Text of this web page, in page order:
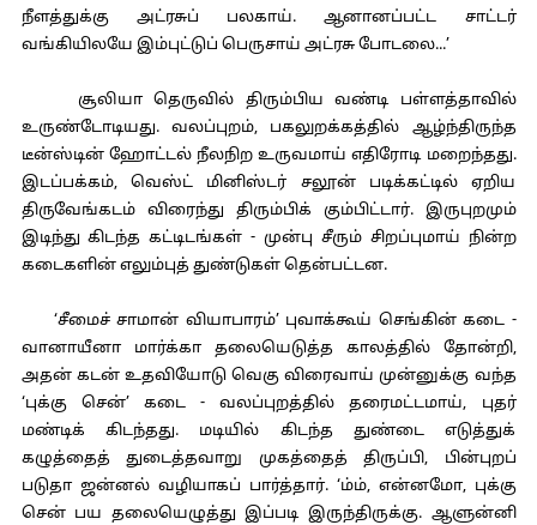
நீளத்துக்கு அட்ரசுப் பலகாய். ஆனானப்பட்ட சாட்டர்
வங்கியிலயே இம்புட்டுப் பெருசாய் அட்ரசு போடலை...’
சூலியா தெருவில் திரும்பிய வண்டி பள்ளத்தாவில்
உருண்டோடியது. வலப்புறம், பகலுறக்கத்தில் ஆழ்ந்திருந்த
டீன்ஸ்டின் ஹோட்டல் நீலநிற உருவமாய் எதிரோடி மறைந்தது.
இடப்பக்கம், வெஸ்ட் மினிஸ்டர் சலூன் படிக்கட்டில் ஏறிய
திருவேங்கடம் விரைந்து திரும்பிக் கும்பிட்டார். இருபுறமும்
இடிந்து கிடந்த கட்டிடங்கள் - முன்பு சீரும் சிறப்புமாய் நின்ற
கடைகளின் எலும்புத் துண்டுகள் தென்பட்டன.
‘சீமைச் சாமான் வியாபாரம்’ புவாக்கூய் செங்கின் கடை -
வானாயீனா மார்க்கா தலையெடுத்த காலத்தில் தோன்றி,
அதன் கடன் உதவியோடு வெகு விரைவாய் முன்னுக்கு வந்த
‘புக்கு சென்’ கடை - வலப்புறத்தில் தரைமட்டமாய், புதர்
மண்டிக் கிடந்தது. மடியில் கிடந்த துண்டை எடுத்துக்
கழுத்தைத் துடைத்தவாறு முகத்தைத் திருப்பி, பின்புறப்
படுதா ஜன்னல் வழியாகப் பார்த்தார். ‘ம்ம், என்னமோ, புக்கு
சென் பய தலையெழுத்து இப்படி இருந்திருக்கு. ஆளுன்னி